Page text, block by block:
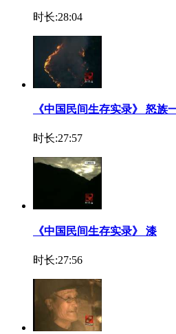
时长:28:04
《中国民间生存实录》 怒族
时长:27:57
《中国民间生存实录》 漆
时长:27:56